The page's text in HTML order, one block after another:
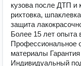
кузова после ДТП и
рихтовка,
защита
Более 15 лет опыта
Профессиональное
материалы
Индивидуальный